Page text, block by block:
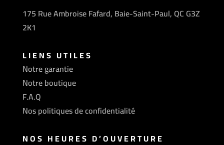
175 Rue Ambroise Fafard, Baie-Saint-Paul, QC G3Z
2K1
LIENS UTILES
Notre garantie
Notre boutique
F.A.Q
Nos politiques de confidentialité
NOS HEURES D’OUVERTURE